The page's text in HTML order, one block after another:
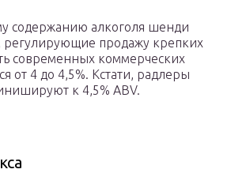
содержанию алкоголя шенди
регулирующие продажу крепких
современных коммерческих
от 4 до 4,5%. Кстати, радлеры
к 4,5% ABV.